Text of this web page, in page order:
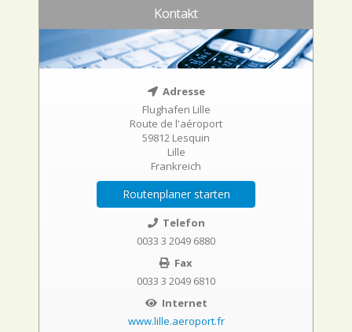
Kontakt
Adresse
Flughafen Lille
Route de l'aéroport
59812 Lesquin
Lille
Frankreich
Routenplaner starten
Telefon
0033 3 2049 6880
Fax
0033 3 2049 6810
Internet
www.lille.aeroport.fr